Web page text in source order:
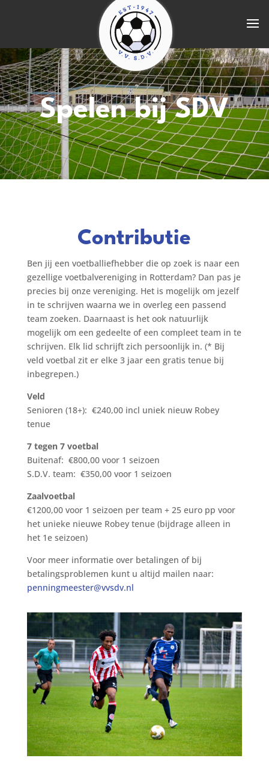
Spelen bij SDV
Contributie
Ben jij een voetballiefhebber die op zoek is naar een
gezellige voetbalvereniging in Rotterdam? Dan pas je
precies bij onze vereniging. Het is mogelijk om jezelf
in te schrijven waarna we in overleg een passend
team zoeken. Daarnaast is het ook natuurlijk
mogelijk om een gedeelte of een compleet team in te
schrijven. Elk lid schrijft zich persoonlijk in. (* Bij
veld voetbal zit er elke 3 jaar een gratis tenue bij
inbegrepen.)
Veld
Senioren (18+): €240,00 incl uniek nieuw Robey
tenue
7 tegen 7 voetbal
Buitenaf: €800,00 voor 1 seizoen
S.D.V. team: €350,00 voor 1 seizoen
Zaalvoetbal
€1200,00 voor 1 seizoen per team + 25 euro pp voor
het unieke nieuwe Robey tenue (bijdrage alleen in
het 1e seizoen)
Voor meer informatie over betalingen of bij
betalingsproblemen kunt u altijd mailen naar:
penningmeester@vvsdv.nl